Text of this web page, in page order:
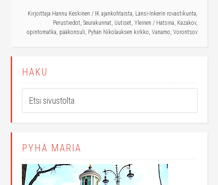
Kirjoittaja Hannu Keskinen / IK ajankohtaista, Länsi-Inkerin rovastikunta,
Perustiedot, Seurakunnat, Uutiset, Yleinen / Hatsina, Kazakov,
opintomatka, pääkonsuli, Pyhän Nikolauksen kirkko, Vanamo, Vorontsov
HAKU
PYHÄ MARIA